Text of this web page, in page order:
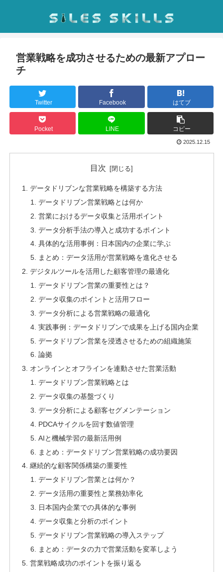
営業戦略を成功させるための最新アプロー
チ
Twitter Facebook はてブ
Pocket LINE コピー
2025.12.15
目次
データドリブンな営業戦略を構築する方法
データドリブン営業戦略とは何か
営業におけるデータ収集と活用ポイント
データ分析手法の導入と成功するポイント
具体的な活用事例：日本国内の企業に学ぶ
まとめ：データ活用が営業戦略を進化させる
デジタルツールを活用した顧客管理の最適化
データドリブン営業の重要性とは？
データ収集のポイントと活用フロー
データ分析による営業戦略の最適化
実践事例：データドリブンで成果を上げる国内企業
データドリブン営業を浸透させるための組織施策
論拠
オンラインとオフラインを連動させた営業活動
データドリブン営業戦略とは
データ収集の基盤づくり
データ分析による顧客セグメンテーション
PDCAサイクルを回す数値管理
AIと機械学習の最新活用例
まとめ：データドリブン営業戦略の成功要因
継続的な顧客関係構築の重要性
データドリブン営業とは何か？
データ活用の重要性と業務効率化
日本国内企業での具体的な事例
データ収集と分析のポイント
データドリブン営業戦略の導入ステップ
まとめ：データの力で営業活動を変革しよう
営業戦略成功のポイントを振り返る